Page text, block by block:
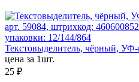
арт. 59084, штрихкод:
упаковки: 12/144/864
Текстовыделитель, чёрный, УФ-
цена за 1шт.
25 ₽